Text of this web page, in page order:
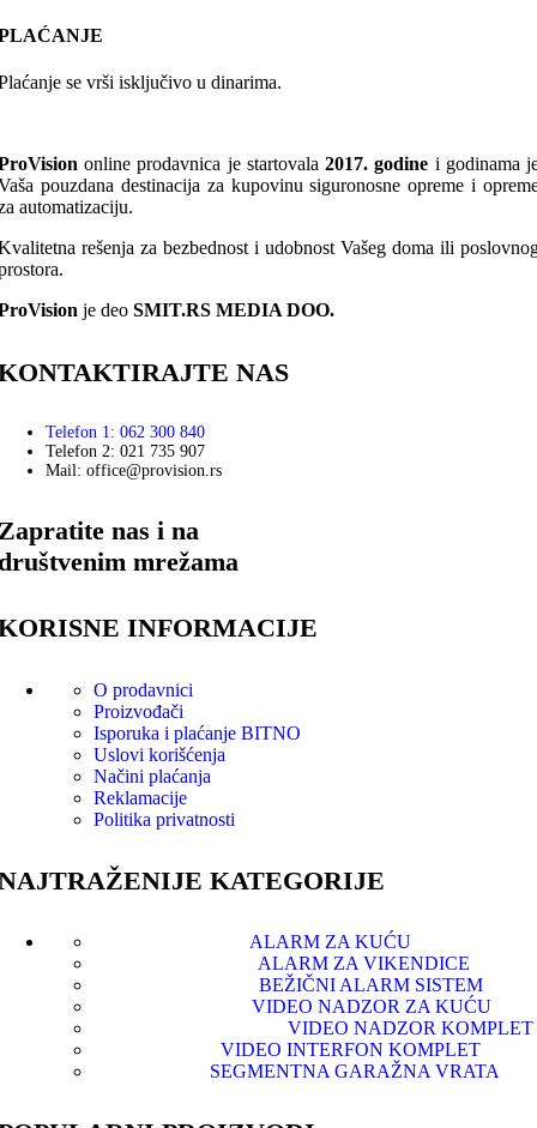
se vrši isključivo u dinarima.
online prodavnica je startovala2017. godine i godinama
pouzdana destinacija za kupovinu siguronosne opreme i
automatizaciju.
rešenja za bezbednost i udobnost Vašeg doma ili
je deo SMIT.RS MEDIA DOO.
NAS
Telefon 1: 062 300 840
Telefon 2: 021 735 907
Mail: office@provision.rs
nas i na
mrežama
INFORMACIJE
O prodavnici
Proizvođači
Isporuka i plaćanje BITNO
Uslovi korišćenja
Načini plaćanja
Reklamacije
Politika privatnosti
KATEGORIJE
ALARM ZA KUĆU
ALARM ZA VIKENDICE
BEŽIČNI ALARM SISTEM
VIDEO NADZOR ZA KUĆU
VIDEO NADZOR KOMPLET
VIDEO INTERFON KOMPLET
SEGMENTNA GARAŽNA VRATA